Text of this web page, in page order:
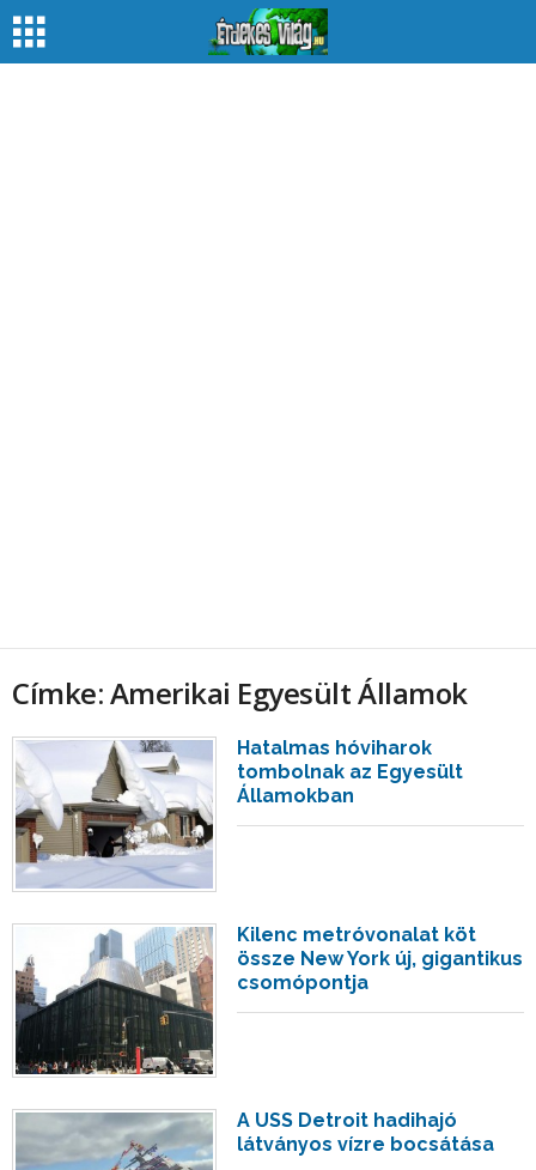
Címke: Amerikai Egyesült Államok
Hatalmas hóviharok
tombolnak az Egyesült
Államokban
Kilenc metróvonalat köt
össze New York új, gigantikus
csomópontja
A USS Detroit hadihajó
látványos vízre bocsátása